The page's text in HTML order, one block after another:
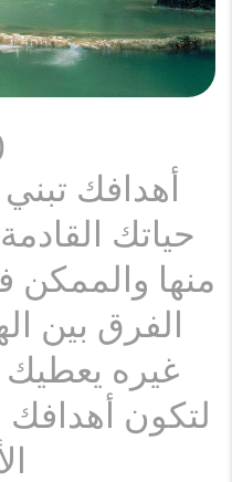
أهدافك تبني
حياتك
منها والممكن
الفرق بين
غيره يعطيك
لتكون